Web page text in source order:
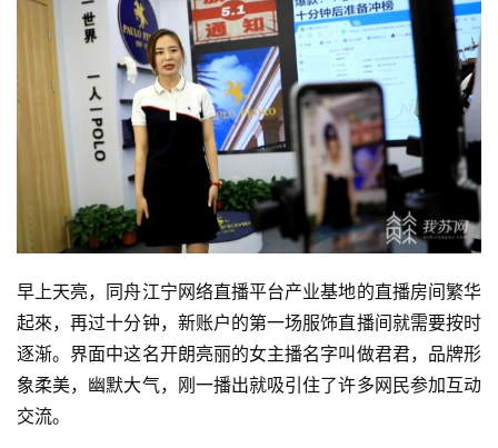
早上天亮，同舟江宁网络直播平台产业基地的直播房间繁华
起來，再过十分钟，新账户的第一场服饰直播间就需要按时
逐渐。界面中这名开朗亮丽的女主播名字叫做君君，品牌形
象柔美，幽默大气，刚一播出就吸引住了许多网民参加互动
交流。